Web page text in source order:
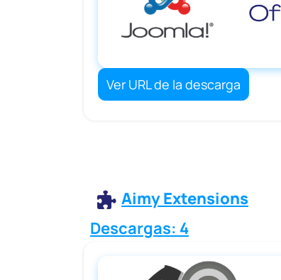
Ver URL de la descarga
Aimy Extensions
Descargas: 4